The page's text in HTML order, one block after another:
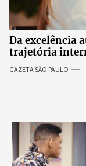
Da excelência
trajetória
GAZETA SÃO PAULO